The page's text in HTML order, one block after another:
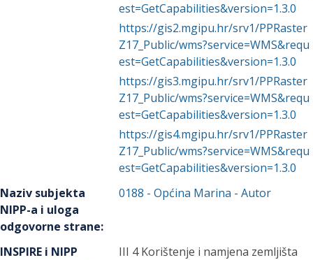
est=GetCapabilities&version=1.3.0
https://gis2.mgipu.hr/srv1/PPRaster
Z17_Public/wms?service=WMS&requ
est=GetCapabilities&version=1.3.0
https://gis3.mgipu.hr/srv1/PPRaster
Z17_Public/wms?service=WMS&requ
est=GetCapabilities&version=1.3.0
https://gis4.mgipu.hr/srv1/PPRaster
Z17_Public/wms?service=WMS&requ
est=GetCapabilities&version=1.3.0
Naziv subjekta
NIPP-a i uloga
odgovorne strane:
0188 -Općina Marina - Autor
INSPIRE i NIPP
III 4 Korištenje i namjena zemljišta